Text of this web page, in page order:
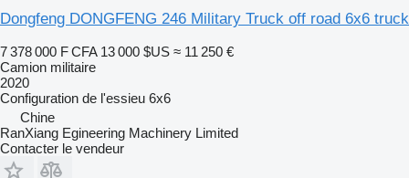
Dongfeng DONGFENG 246 Military Truck off road 6x6 truck
7 378 000 F CFA 13 000 $US ≈ 11 250 €
Camion militaire
2020
Configuration de l'essieu 6x6
Chine
RanXiang Egineering Machinery Limited
Contacter le vendeur